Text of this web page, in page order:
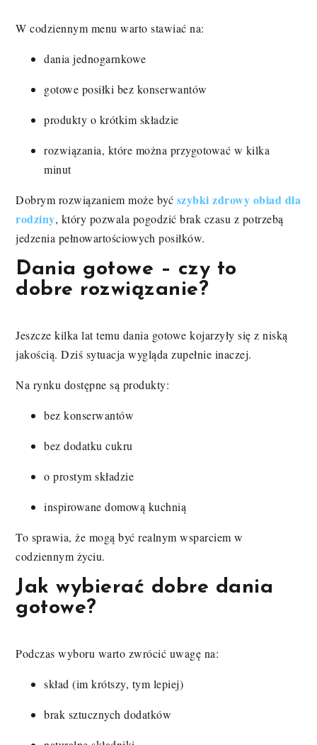
W codziennym menu warto stawiać na:
dania jednogarnkowe
gotowe posiłki bez konserwantów
produkty o krótkim składzie
rozwiązania, które można przygotować w kilka
minut
Dobrym rozwiązaniem może być szybki zdrowy obiad dla
rodziny, który pozwala pogodzić brak czasu z potrzebą
jedzenia pełnowartościowych posiłków.
Dania gotowe – czy to
dobre rozwiązanie?
Jeszcze kilka lat temu dania gotowe kojarzyły się z niską
jakością. Dziś sytuacja wygląda zupełnie inaczej.
Na rynku dostępne są produkty:
bez konserwantów
bez dodatku cukru
o prostym składzie
inspirowane domową kuchnią
To sprawia, że mogą być realnym wsparciem w
codziennym życiu.
Jak wybierać dobre dania
gotowe?
Podczas wyboru warto zwrócić uwagę na:
skład (im krótszy, tym lepiej)
brak sztucznych dodatków